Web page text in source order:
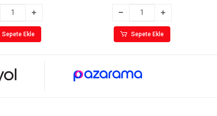
Sepete Ekle Sepete Ekle